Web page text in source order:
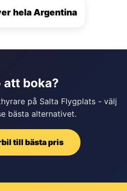
hela Argentina
att boka?
på Salta Flygplats - välj
bästa alternativet.
till bästa pris